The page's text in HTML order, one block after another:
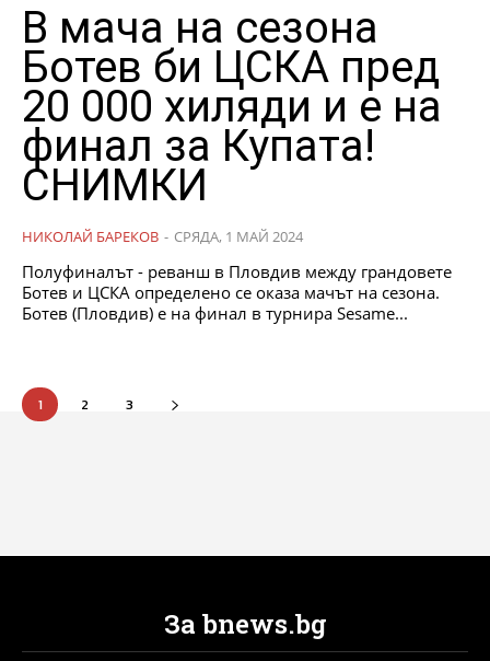
В мача на сезона
Ботев би ЦСКА пред
20 000 хиляди и е на
финал за Купата!
СНИМКИ
НИКОЛАЙ БАРЕКОВ - СРЯДА, 1 МАЙ 2024
Полуфиналът - реванш в Пловдив между грандовете
Ботев и ЦСКА определено се оказа мачът на сезона.
Ботев (Пловдив) е на финал в турнира Sesame...
1 2 3
За bnews.bg